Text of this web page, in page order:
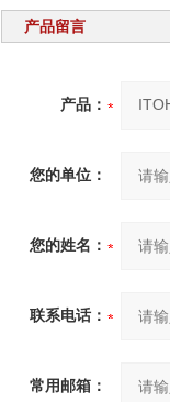
产品留言
产品：
您的单位：
您的姓名：
联系电话：
常用邮箱：